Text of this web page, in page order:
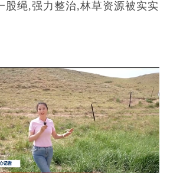
股绳,强力整治,林草资源被实实